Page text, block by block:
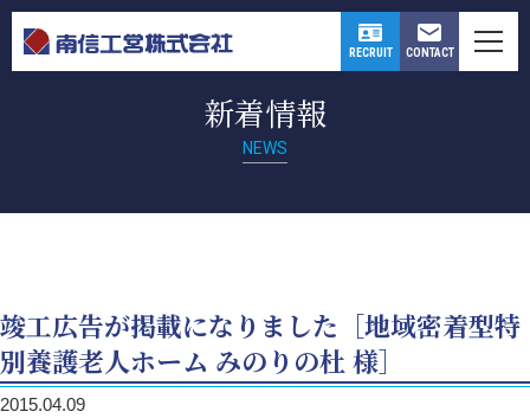
RECRUIT CONTACT
新着情報
NEWS
竣工広告が掲載になりました［地域密着型特
別養護老人ホーム みのりの杜 様］
2015.04.09